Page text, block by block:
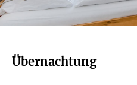
Übernachtung